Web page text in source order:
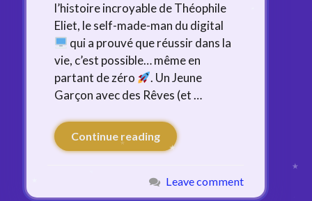
l’histoire incroyable de Théophile
Eliet, le self-made-man du digital
qui a prouvé que réussir dans la
vie, c’est possible… même en
partant de zéro
. Un Jeune
Garçon avec des Rêves (et …
Continue reading
Leave comment